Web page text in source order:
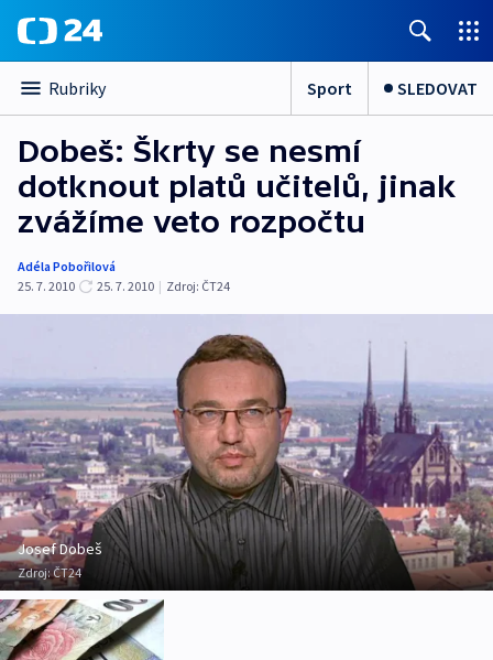
Rubriky Sport SLEDOVAT
Dobeš: Škrty se nesmí
dotknout platů učitelů, jinak
zvážíme veto rozpočtu
Adéla Pobořilová
25. 7. 2010
25. 7. 2010 | Zdroj: ČT24
Josef Dobeš
Zdroj:ČT24